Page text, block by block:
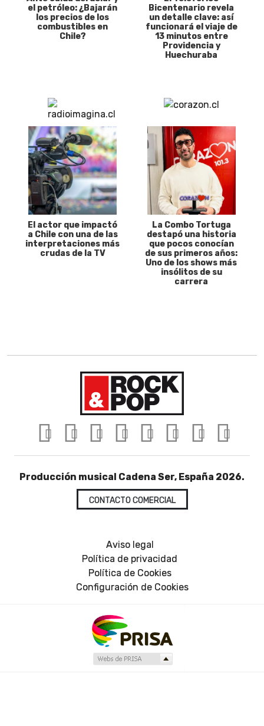
el petróleo: ¿Bajarán
los precios de los
combustibles en
Chile?
Bicentenario revela
un detalle clave: así
funcionará el viaje de
13 minutos entre
Providencia y
Huechuraba
El actor que impactó
a Chile con una de las
interpretaciones más
crudas de la TV
La Combo Tortuga
destapó una historia
que pocos conocían
de sus primeros años:
Uno de los shows más
insólitos de su
carrera
Producción musical Cadena Ser, España 2026.
CONTACTO COMERCIAL
Aviso legal
Política de privacidad
Política de Cookies
Configuración de Cookies